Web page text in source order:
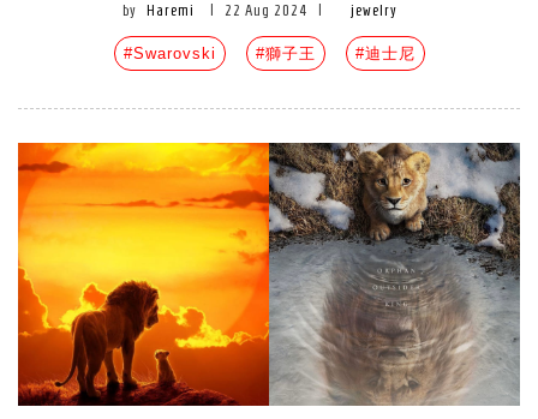
by Haremi 22 Aug 2024 jewelry
#Swarovski #獅子王 #迪士尼